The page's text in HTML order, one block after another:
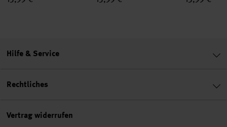
Hilfe & Service
Rechtliches
Vertrag widerrufen